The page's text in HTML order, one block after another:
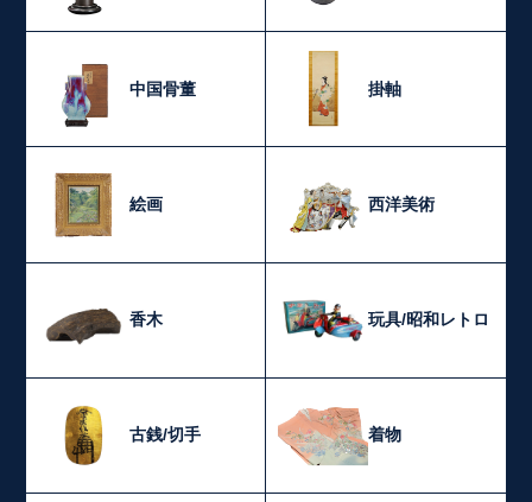
中国骨董 掛軸
絵画 西洋美術
香木 玩具/昭和レトロ
古銭/切手 着物